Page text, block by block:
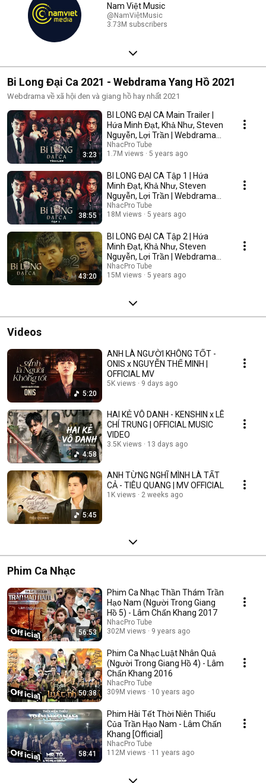
Nam Việt Music
@NamViệtMusic
3.73M subscribers
Bi Long Đại Ca 2021 - Webdrama Yang Hồ 2021
Webdrama về xã hội đen và giang hồ hay nhất 2021
3:23
BI LONG ĐẠI CA Main Trailer |
Hứa Minh Đạt, Khả Như, Steven
Nguyễn, Lợi Trần | Webdrama
Yang Hồ 2021
NhacPro Tube
1.7M views
5 years ago
38:55
BI LONG ĐẠI CA Tập 1 | Hứa
Minh Đạt, Khả Như, Steven
Nguyễn, Lợi Trần | Webdrama
Yang Hồ 2021
NhacPro Tube
18M views
5 years ago
43:20
BI LONG ĐẠI CA Tập 2 | Hứa
Minh Đạt, Khả Như, Steven
Nguyễn, Lợi Trần | Webdrama
Yang Hồ 2021
NhacPro Tube
15M views
5 years ago
Videos
5:20
ANH LÀ NGƯỜI KHÔNG TỐT -
ONIS x NGUYỄN THẾ MINH |
OFFICIAL MV
5K views 9 days ago
4:58
HAI KẺ VÔ DANH - KENSHIN x LÊ
CHÍ TRUNG | OFFICIAL MUSIC
VIDEO
3.5K views 13 days ago
5:45
ANH TỪNG NGHĨ MÌNH LÀ TẤT
CẢ - TIÊU QUANG | MV OFFICIAL
1K views 2 weeks ago
Phim Ca Nhạc
56:53
Phim Ca Nhạc Thần Thám Trần
Hạo Nam (Người Trong Giang
Hồ 5) - Lâm Chấn Khang 2017
NhacPro Tube
302M views
9 years ago
50:38
Phim Ca Nhạc Luật Nhân Quả
(Người Trong Giang Hồ 4) - Lâm
Chấn Khang 2016
NhacPro Tube
309M views
10 years ago
58:41
Phim Hài Tết Thời Niên Thiếu
Của Trần Hạo Nam - Lâm Chấn
Khang [Official]
NhacPro Tube
112M views
11 years ago